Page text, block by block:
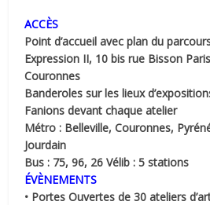
ACCÈS
Point d’accueil avec plan du
Expression II, 10 bis rue Bisson
Couronnes
Banderoles sur les lieux
Fanions devant chaque atelier
Métro : Belleville, Couronnes,
Jourdain
Bus : 75, 96, 26 Vélib : 5 stations
ÉVÈNEMENTS
• Portes Ouvertes de 30 ateliers